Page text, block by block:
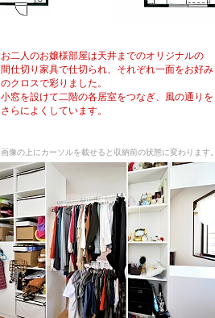
お二人のお嬢様部屋は天井までのオリジナルの
間仕切り家具で仕切られ、それぞれ一面をお好み
のクロスで彩りました。
小窓を設けて二階の各居室をつなぎ、風の通りを
さらによくしています。
画像の上にカーソルを載せると収納前の状態に変わります。